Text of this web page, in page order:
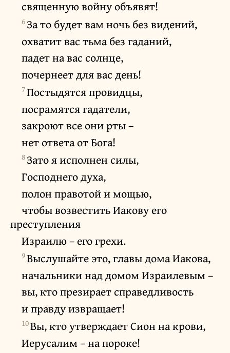
священную войну объявят!
6За то будет вам ночь без видений,
охватит вас тьма без гаданий,
падет на вас солнце,
почернеет для вас день!
7Постыдятся провидцы,
посрамятся гадатели,
закроют все они рты –
нет ответа от Бога!
8Зато я исполнен силы,
Господнего духа,
полон правотой и мощью,
чтобы возвестить Иакову его
преступления
Израилю – его грехи.
9Выслушайте это, главы дома Иакова,
начальники над домом Израилевым –
вы, кто презирает справедливость
и правду извращает!
10Вы, кто утверждает Сион на крови,
Иерусалим – на пороке!